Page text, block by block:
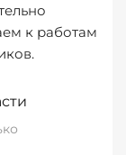
к работам